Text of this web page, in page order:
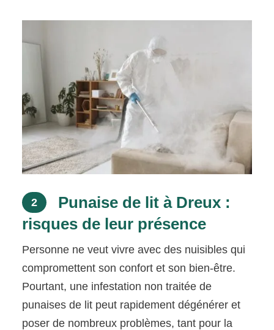
2
Punaise de lit à Dreux :
risques de leur présence
Personne ne veut vivre avec des nuisibles qui
compromettent son confort et son bien-être.
Pourtant, une infestation non traitée de
punaises de lit peut rapidement dégénérer et
poser de nombreux problèmes, tant pour la